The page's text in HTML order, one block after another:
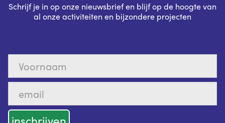
Schrijf je in op onze nieuwsbrief en blijf op de hoogte van
al onze activiteiten en bijzondere projecten